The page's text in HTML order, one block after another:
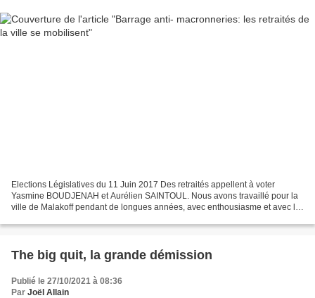
Elections Législatives du 11 Juin 2017 Des retraités appellent à voter
Yasmine BOUDJENAH et Aurélien SAINTOUL. Nous avons travaillé pour la
ville de Malakoff pendant de longues années, avec enthousiasme et avec le
The big quit, la grande démission
Publié le 27/10/2021 à 08:36
Par Joël Allain